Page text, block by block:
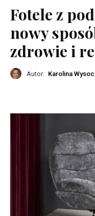
Fotele z
nowy
zdrowie i
Autor: Karolina